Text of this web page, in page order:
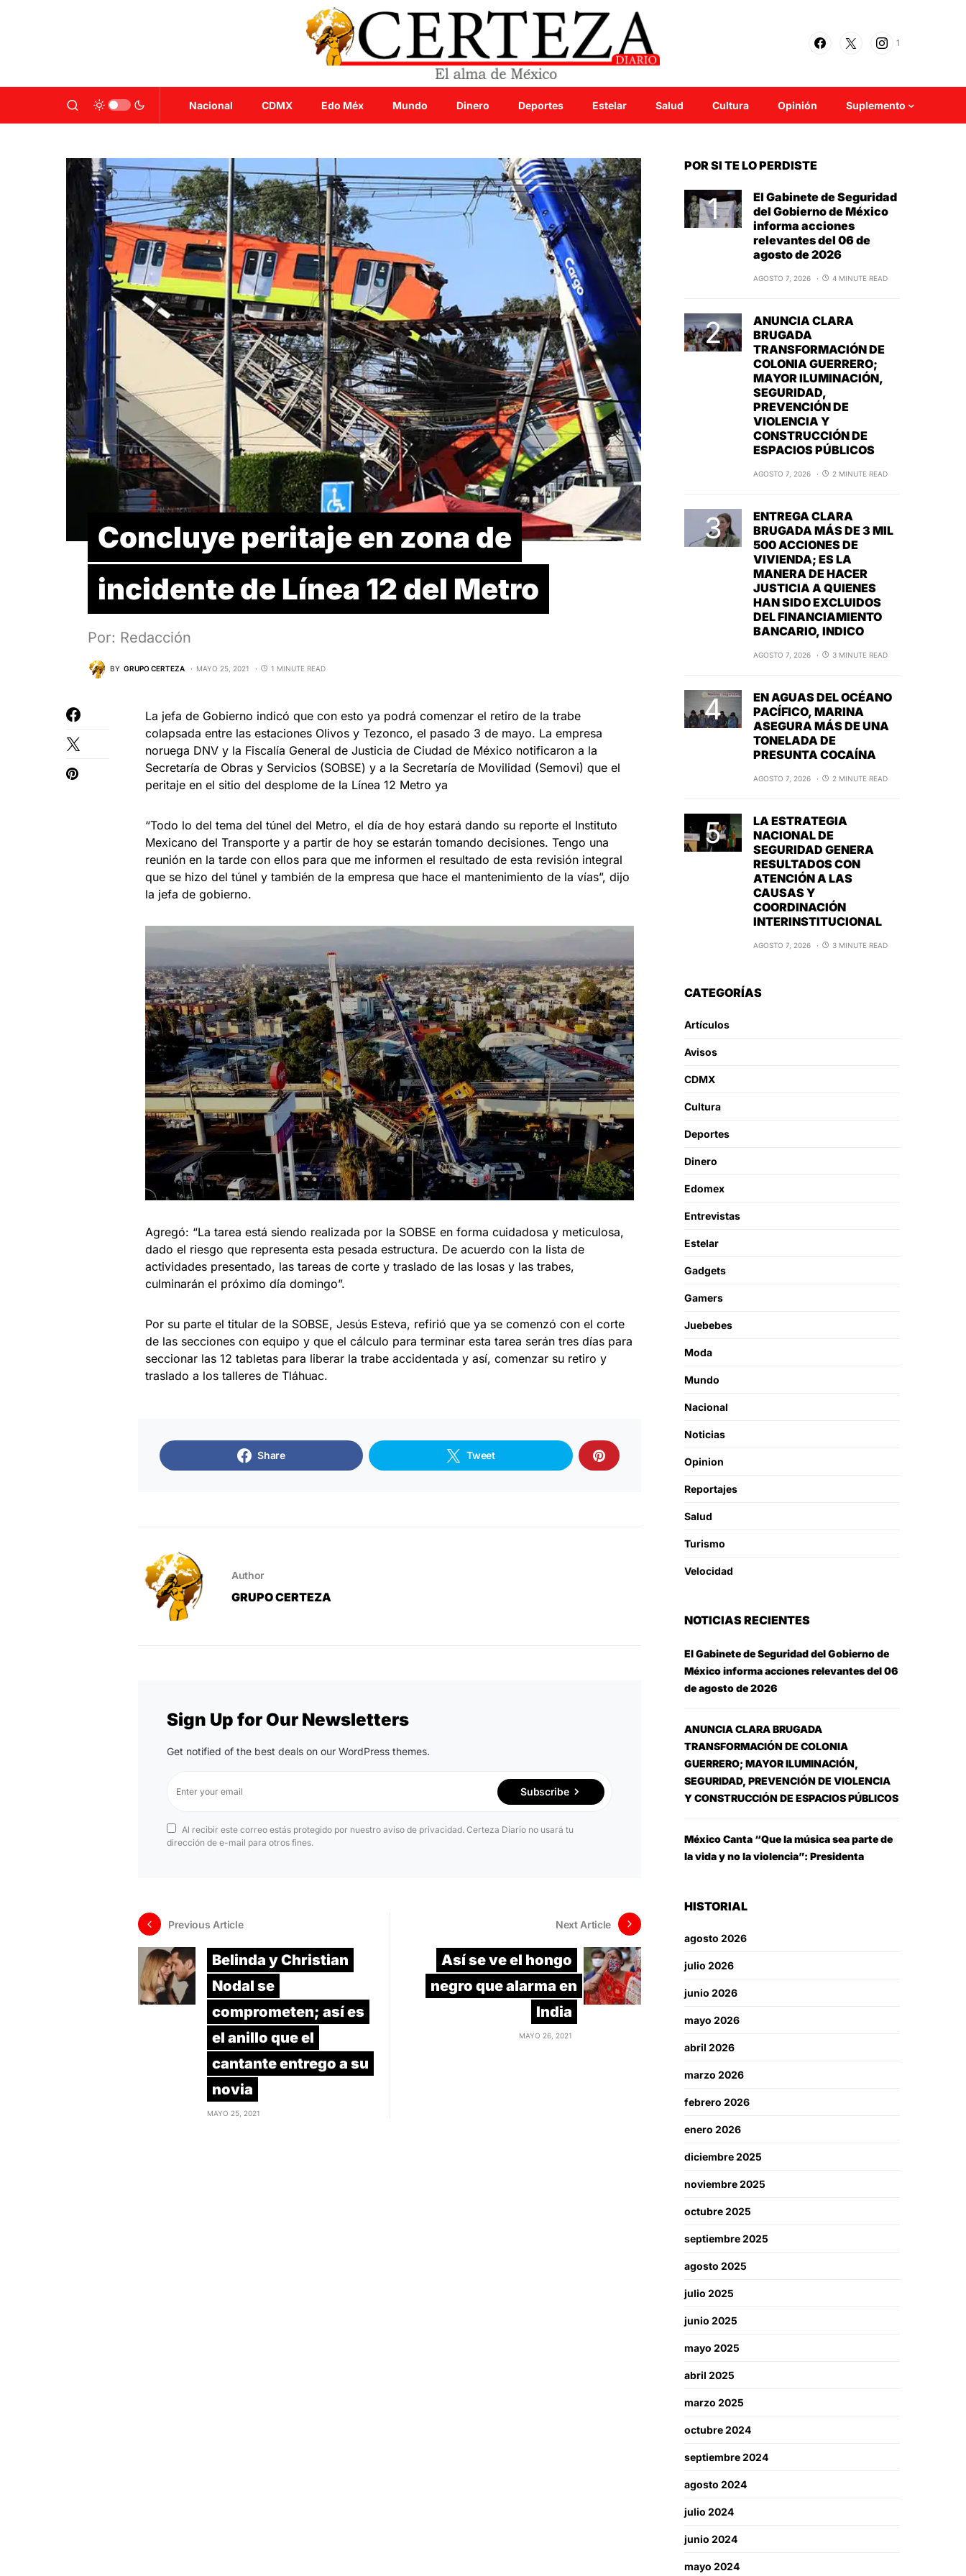
1
Nacional CDMX Edo Méx Mundo Dinero Deportes Estelar Salud Cultura Opinión Suplemento
Concluye peritaje en zona de
incidente de Línea 12 del Metro
Por: Redacción
BY GRUPO CERTEZA MAYO 25, 2021 1 MINUTE READ
La jefa de Gobierno indicó que con esto ya podrá comenzar el retiro de la trabe
colapsada entre las estaciones Olivos y Tezonco, el pasado 3 de mayo. La empresa
noruega DNV y la Fiscalía General de Justicia de Ciudad de México notificaron a la
Secretaría de Obras y Servicios (SOBSE) y a la Secretaría de Movilidad (Semovi) que el
peritaje en el sitio del desplome de la Línea 12 Metro ya
“Todo lo del tema del túnel del Metro, el día de hoy estará dando su reporte el Instituto
Mexicano del Transporte y a partir de hoy se estarán tomando decisiones. Tengo una
reunión en la tarde con ellos para que me informen el resultado de esta revisión integral
que se hizo del túnel y también de la empresa que hace el mantenimiento de la vías”, dijo
la jefa de gobierno.
Agregó: “La tarea está siendo realizada por la SOBSE en forma cuidadosa y meticulosa,
dado el riesgo que representa esta pesada estructura. De acuerdo con la lista de
actividades presentado, las tareas de corte y traslado de las losas y las trabes,
culminarán el próximo día domingo”.
Por su parte el titular de la SOBSE, Jesús Esteva, refirió que ya se comenzó con el corte
de las secciones con equipo y que el cálculo para terminar esta tarea serán tres días para
seccionar las 12 tabletas para liberar la trabe accidentada y así, comenzar su retiro y
traslado a los talleres de Tláhuac.
Share Tweet
Author
GRUPO CERTEZA
Sign Up for Our Newsletters
Get notified of the best deals on our WordPress themes.
Subscribe
Al recibir este correo estás protegido por nuestro aviso de privacidad. Certeza Diario no usará tu
dirección de e-mail para otros fines.
Previous Article
Belinda y Christian
Nodal se
comprometen; así es
el anillo que el
cantante entrego a su
novia
MAYO 25, 2021
Next Article
Así se ve el hongo
negro que alarma en
India
MAYO 26, 2021
POR SI TE LO PERDISTE
El Gabinete de Seguridad
del Gobierno de México
informa acciones
relevantes del 06 de
agosto de 2026
AGOSTO 7, 2026 4 MINUTE READ
ANUNCIA CLARA
BRUGADA
TRANSFORMACIÓN DE
COLONIA GUERRERO;
MAYOR ILUMINACIÓN,
SEGURIDAD,
PREVENCIÓN DE
VIOLENCIA Y
CONSTRUCCIÓN DE
ESPACIOS PÚBLICOS
AGOSTO 7, 2026 2 MINUTE READ
ENTREGA CLARA
BRUGADA MÁS DE 3 MIL
500 ACCIONES DE
VIVIENDA; ES LA
MANERA DE HACER
JUSTICIA A QUIENES
HAN SIDO EXCLUIDOS
DEL FINANCIAMIENTO
BANCARIO, INDICO
AGOSTO 7, 2026 3 MINUTE READ
EN AGUAS DEL OCÉANO
PACÍFICO, MARINA
ASEGURA MÁS DE UNA
TONELADA DE
PRESUNTA COCAÍNA
AGOSTO 7, 2026 2 MINUTE READ
LA ESTRATEGIA
NACIONAL DE
SEGURIDAD GENERA
RESULTADOS CON
ATENCIÓN A LAS
CAUSAS Y
COORDINACIÓN
INTERINSTITUCIONAL
AGOSTO 7, 2026 3 MINUTE READ
CATEGORÍAS
Artículos
Avisos
CDMX
Cultura
Deportes
Dinero
Edomex
Entrevistas
Estelar
Gadgets
Gamers
Juebebes
Moda
Mundo
Nacional
Noticias
Opinion
Reportajes
Salud
Turismo
Velocidad
NOTICIAS RECIENTES
El Gabinete de Seguridad del Gobierno de
México informa acciones relevantes del 06
de agosto de 2026
ANUNCIA CLARA BRUGADA
TRANSFORMACIÓN DE COLONIA
GUERRERO; MAYOR ILUMINACIÓN,
SEGURIDAD, PREVENCIÓN DE VIOLENCIA
Y CONSTRUCCIÓN DE ESPACIOS PÚBLICOS
México Canta “Que la música sea parte de
la vida y no la violencia”: Presidenta
HISTORIAL
agosto 2026
julio 2026
junio 2026
mayo 2026
abril 2026
marzo 2026
febrero 2026
enero 2026
diciembre 2025
noviembre 2025
octubre 2025
septiembre 2025
agosto 2025
julio 2025
junio 2025
mayo 2025
abril 2025
marzo 2025
octubre 2024
septiembre 2024
agosto 2024
julio 2024
junio 2024
mayo 2024